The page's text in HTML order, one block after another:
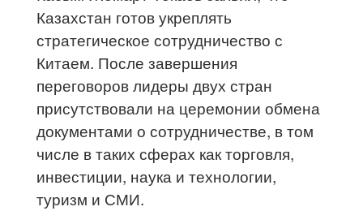
Казахстан готов укреплять
стратегическое сотрудничество с
Китаем. После завершения
переговоров лидеры двух стран
присутствовали на церемонии обмена
документами о сотрудничестве, в том
числе в таких сферах как торговля,
инвестиции, наука и технологии,
туризм и СМИ.